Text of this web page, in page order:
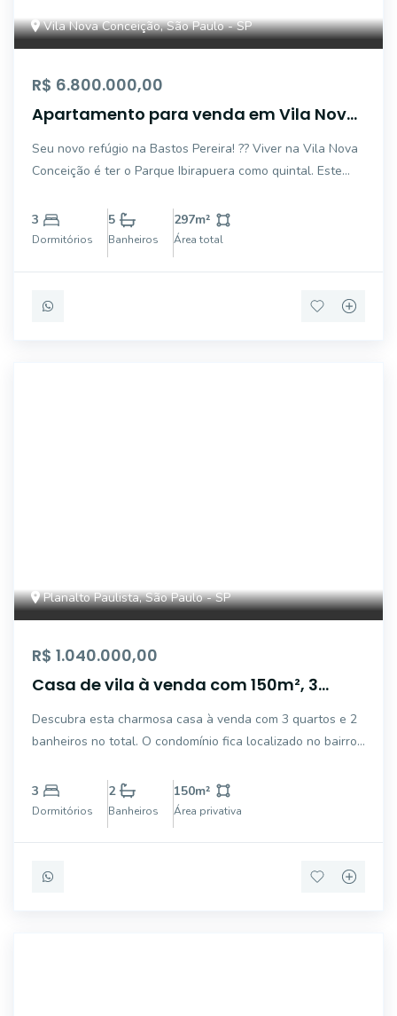
Vila Nova Conceição, São Paulo - SP
R$ 6.800.000,00
Apartamento para venda em Vila Nova
suítes, 175m²
Seu novo refúgio na Bastos Pereira! ?? Viver na Vila Nova
Conceição é ter o Parque Ibirapuera como quintal. Este
sua família busca: ? Living Amplo: Sala de estar generosa
com varanda integrada. ? Suí
3
Dormitórios
5
Banheiros
297m²
Área total
Planalto Paulista, São Paulo - SP
R$ 1.040.000,00
Casa de vila à venda com 150m², 3
Descubra esta charmosa casa à venda com 3 quartos e 2
banheiros no total. O condomínio fica localizado no bairro
este imóvel possui 3 dormitórios, 2 banheiros e oferece
espaço para 2 veículos
3
Dormitórios
2
Banheiros
150m²
Área privativa